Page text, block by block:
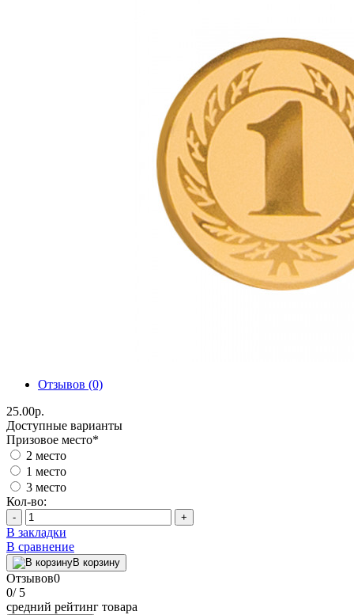
Отзывов (0)
25.00р.
Доступные варианты
Призовое место*
2 место
1 место
3 место
Кол-во:
- +
В закладки
В сравнение
В корзину
Отзывов0
0/ 5
средний рейтинг товара